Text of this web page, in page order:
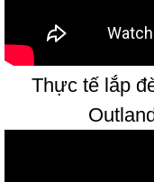
Thực tế lắp